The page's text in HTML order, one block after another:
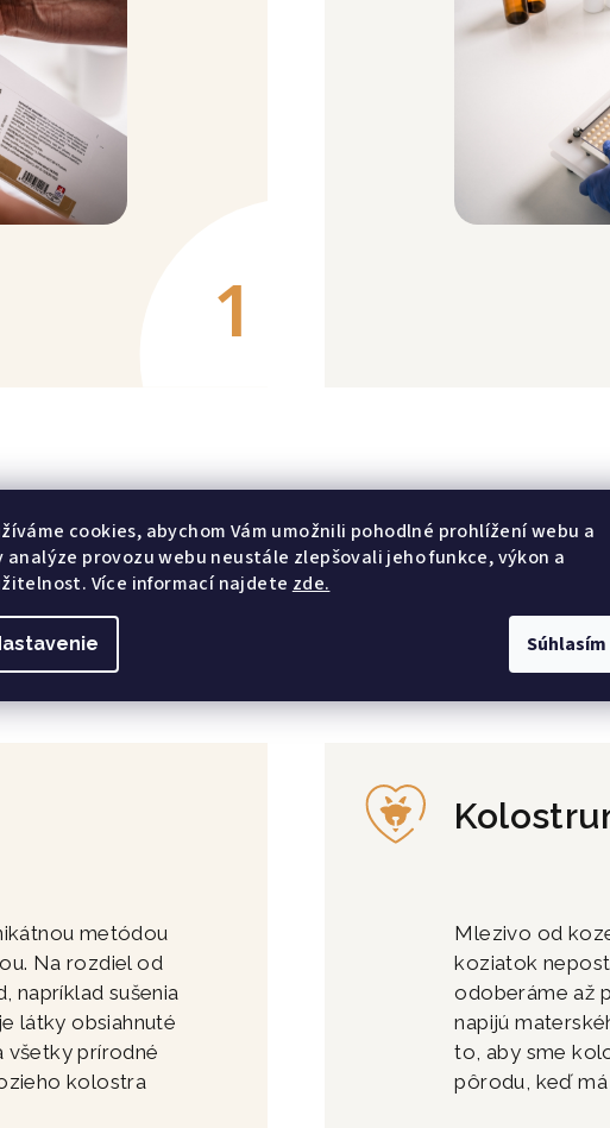
cookies, abychom Vám umožnili pohodlné prohlížení webu a
analýze provozu webu neustále zlepšovali jeho funkce, výkon a
Více informací najdete zde.
Súhlasím
1
metódou
Na rozdiel od
napríklad sušenia
látky obsiahnuté
všetky prírodné
kolostra
Mlezivo od
koziatok
odoberáme až
napijú
to, aby sme
pôrodu, keď má